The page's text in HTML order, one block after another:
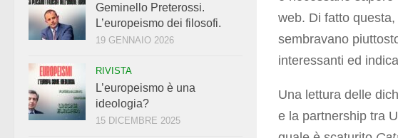
web. Di fatto
sembravano
interessanti ed
Una lettura delle
e la partnership tra
Geminello Preterossi.
L’europeismo dei filosofi.
19 GENNAIO 2026
RIVISTA
L’europeismo è una
ideologia?
15 DICEMBRE 2025